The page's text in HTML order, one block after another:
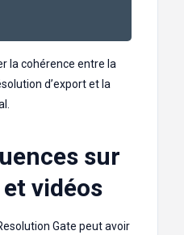
la cohérence entre la
d’export et la
sur
vidéos
Gate peut avoir